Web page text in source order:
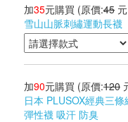
加35元購買 (原價:45
雪山山脈刺繡運動長襪
加90元購買 (原價:120
日本 PLUSOX經典三
彈性襪 吸汗 防臭